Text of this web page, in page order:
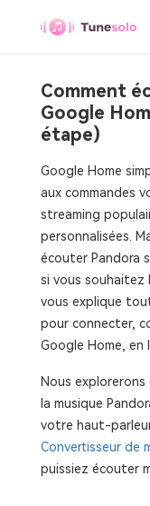
Comment
Google
étape)
Google Home
aux commandes
streaming
personnalisées.
écouter Pandora
si vous souhaitez
vous explique
pour connecter,
Google Home, en
Nous
la musique
votre haut-
Convertisseur de
puissiez écouter